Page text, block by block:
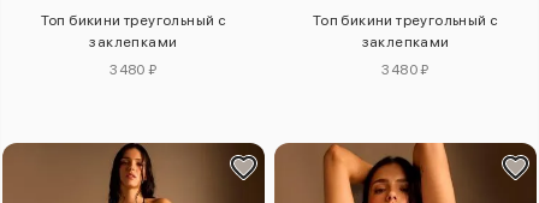
Топ бикини треугольный с
заклепками
3480 ₽
Топ бикини треугольный с
заклепками
3480 ₽